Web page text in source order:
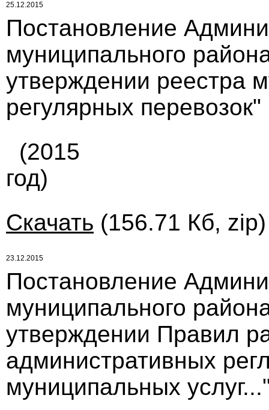
25.12.2015
Постановление
муниципального
утверждении реестра
регулярных перевозок"
(2015
год)
Скачать (156.71 Кб,
23.12.2015
Постановление
муниципального
утверждении Правил
административных
муниципальных